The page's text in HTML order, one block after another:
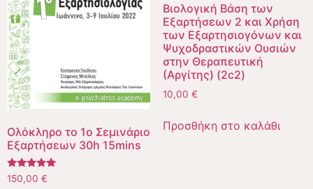
Ολόκληρο το 1ο Σεμινάριο
Εξαρτήσεων 30h 15mins
Βαθμολογήθηκε
με
150,00 €
Βιολογική Βάση των
Εξαρτήσεων 2 και Χρήση
των Εξαρτησιογόνων και
Ψυχοδραστικών Ουσιών
στην Θεραπευτική
(Αργίτης) (2c2)
10,00 €
Προσθήκη στο καλάθι